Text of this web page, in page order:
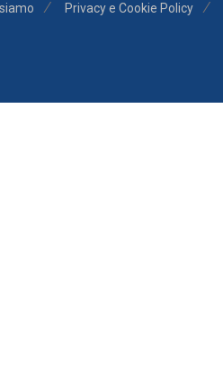
Privacy e Cookie Policy